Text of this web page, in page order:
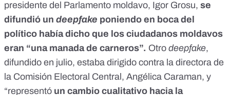
presidente del Parlamento moldavo, Igor Grosu, se
difundió un deepfake poniendo en boca del
político había dicho que los ciudadanos moldavos
eran “una manada de carneros”. Otro deepfake,
difundido en julio, estaba dirigido contra la directora de
la Comisión Electoral Central, Angélica Caraman, y
“representó un cambio cualitativo hacia la